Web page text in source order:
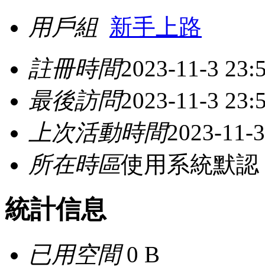
用戶組 新手上路
註冊時間2023-11-3
最後訪問2023-11-3
上次活動時間2023-11-
所在時區使用系統默認
統計信息
已用空間0 B